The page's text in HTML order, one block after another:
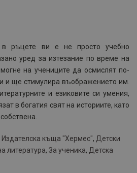
в ръцете ви е не просто учебно
уред за изтезание по време на
на учениците да осмислят по-
и ще стимулира въображението им.
и езиковите си умения,
в богатия свят на историите, като
Издателска къща "Хермес", Детски
литература, За ученика, Детска